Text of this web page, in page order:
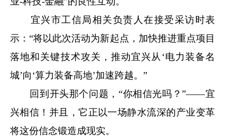
宜兴市工信局相关负责人在接受采访时表
示：“将以此次活动为新起点，加快推进重点项目
落地和关键技术攻关，推动宜兴从‘电力装备名
城’向‘算力装备高地’加速跨越。”
回到开头那个问题， “你相信光吗？”——宜
兴相信！并且，它正以一场静水流深的产业变革
将这份信念锻造成现实。